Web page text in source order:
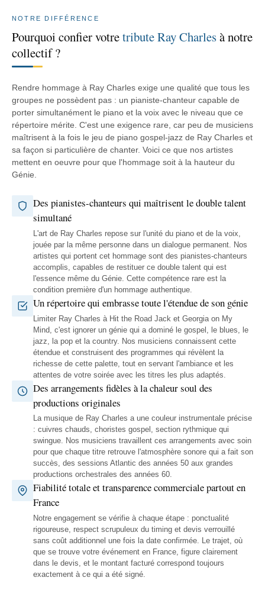
NOTRE DIFFÉRENCE
Pourquoi confier votretribute Ray Charlesà notre
collectif ?
Rendre hommage à Ray Charles exige une qualité que tous les
groupes ne possèdent pas : un pianiste-chanteur capable de
porter simultanément le piano et la voix avec le niveau que ce
répertoire mérite. C'est une exigence rare, car peu de musiciens
maîtrisent à la fois le jeu de piano gospel-jazz de Ray Charles et
sa façon si particulière de chanter. Voici ce que nos artistes
mettent en oeuvre pour que l'hommage soit à la hauteur du
Génie.
Des pianistes-chanteurs qui maîtrisent le double talent
simultané
L'art de Ray Charles repose sur l'unité du piano et de la voix,
jouée par la même personne dans un dialogue permanent. Nos
artistes qui portent cet hommage sont des pianistes-chanteurs
accomplis, capables de restituer ce double talent qui est
l'essence même du Génie. Cette compétence rare est la
condition première d'un hommage authentique.
Un répertoire qui embrasse toute l'étendue de son génie
Limiter Ray Charles à Hit the Road Jack et Georgia on My
Mind, c'est ignorer un génie qui a dominé le gospel, le blues, le
jazz, la pop et la country. Nos musiciens connaissent cette
étendue et construisent des programmes qui révèlent la
richesse de cette palette, tout en servant l'ambiance et les
attentes de votre soirée avec les titres les plus adaptés.
Des arrangements fidèles à la chaleur soul des
productions originales
La musique de Ray Charles a une couleur instrumentale précise
: cuivres chauds, choristes gospel, section rythmique qui
swingue. Nos musiciens travaillent ces arrangements avec soin
pour que chaque titre retrouve l'atmosphère sonore qui a fait son
succès, des sessions Atlantic des années 50 aux grandes
productions orchestrales des années 60.
Fiabilité totale et transparence commerciale partout en
France
Notre engagement se vérifie à chaque étape : ponctualité
rigoureuse, respect scrupuleux du timing et devis verrouillé
sans coût additionnel une fois la date confirmée. Le trajet, où
que se trouve votre événement en France, figure clairement
dans le devis, et le montant facturé correspond toujours
exactement à ce qui a été signé.